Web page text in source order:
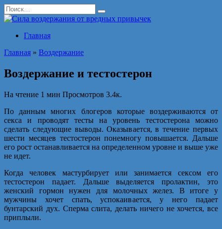
Перейти
к
содержанию
Search
for:
Главная
Главная » Воздержание
Воздержание и тестостерон
На чтение 1 мин Просмотров 3.4к.
По данным многих блогеров которые воздерживаются от
секса и проводят тесты на уровень тестостерона можно
сделать следующие выводы. Оказывается, в течение первых
шести месяцев тестостерон понемногу повышается. Дальше
его рост останавливается на определенном уровне и выше уже
не идет.
Когда человек мастурбирует или занимается сексом его
тестостерон падает. Дальше выделяется пролактин, это
женский гормон нужен для молочных желез. В итоге у
мужчины хочет спать, успокаивается, у него падает
бунтарский дух. Сперма слита, делать ничего не хочется, все
приплыли.